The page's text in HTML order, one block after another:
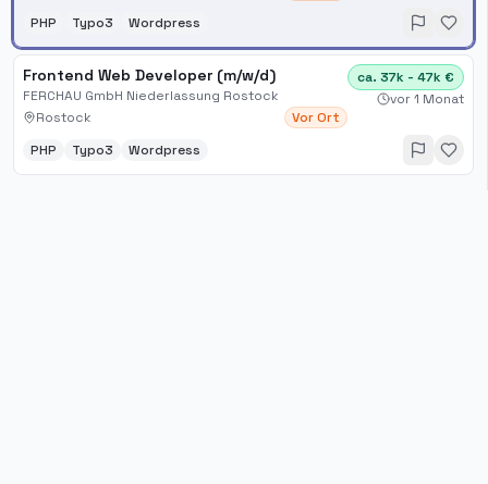
PHP Typo3 Wordpress
Frontend Web Developer (m/w/d)
FERCHAU GmbH Niederlassung Rostock
Rostock
Vor Ort
ca. 37k - 47k €
vor 1 Monat
PHP Typo3 Wordpress